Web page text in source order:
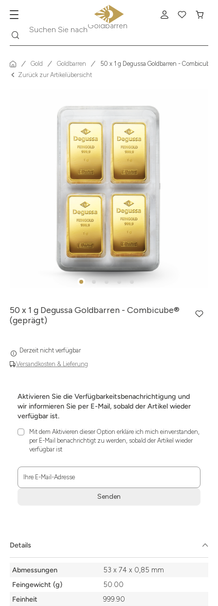
Suchen Sie nachKrügerrand
Gold Goldbarren
50 x 1 g Degussa Goldbarren -
Zurück zur Artikelübersicht
50 x 1 g Degussa Goldbarren - Combicube®
(geprägt)
Versandkosten & Lieferung
Derzeit nicht verfügbar
Aktivieren Sie die Verfügbarkeitsbenachrichtigung und
wir informieren Sie per E-Mail, sobald der Artikel wieder
verfügbar ist.
Mit dem Aktivieren dieser Option erkläre ich mich einverstanden,
per E-Mail benachrichtigt zu werden, sobald der Artikel wieder
verfügbar ist
Ihre E-Mail-Adresse
Senden
die
Zustimmung
aktivieren.
Details
Details
Abmessungen
53 x 74 x 0,85 mm
Feingewicht (g)
50.00
Feinheit
999.90